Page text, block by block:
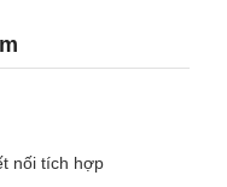
nối tích hợp